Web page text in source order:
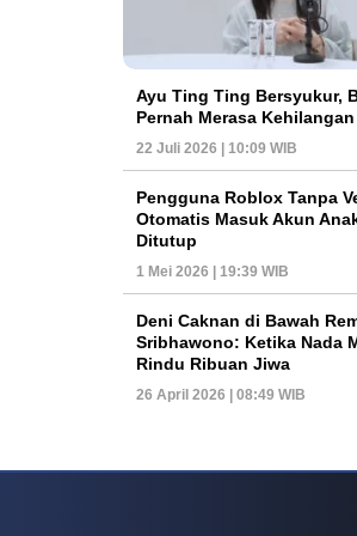
Ayu Ting Ting Bersyukur,
Pernah Merasa
22 Juli 2026 | 10:09 WIB
Pengguna Roblox Tanpa
Otomatis Masuk Akun
Ditutup
1 Mei 2026 | 19:39 WIB
Deni Caknan di Bawah
Sribhawono: Ketika Nada
Rindu Ribuan Jiwa
26 April 2026 | 08:49 WIB